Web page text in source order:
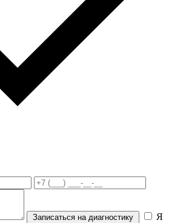
Записаться на диагностику Я